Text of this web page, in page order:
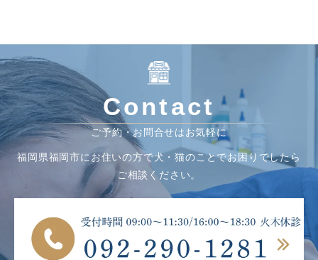
Contact
ご予約・お問合せはお気軽に
福岡県福岡市にお住いの方で犬・猫のことでお困りでしたら
ご相談ください。